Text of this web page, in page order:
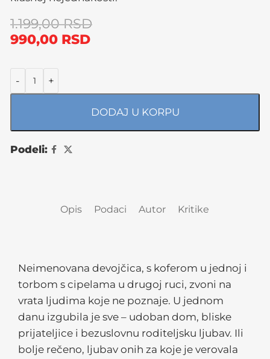
1.199,00RSD
990,00 RSD
DODAJ U KORPU
Podeli:
Opis Podaci Autor Kritike
Neimenovana devojčica, s koferom u jednoj i
torbom s cipelama u drugoj ruci, zvoni na
vrata ljudima koje ne poznaje. U jednom
danu izgubila je sve – udoban dom, bliske
prijateljice i bezuslovnu roditeljsku ljubav. Ili
bolje rečeno, ljubav onih za koje je verovala